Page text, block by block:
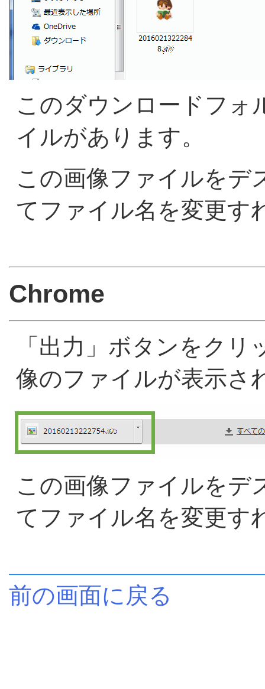
このダウンロードフォ
イルがあります。
この画像ファイルをデ
てファイル名を変更す
Chrome
「出力」ボタンをク
像のファイルが表示さ
この画像ファイルをデ
てファイル名を変更す
前の画面に戻る